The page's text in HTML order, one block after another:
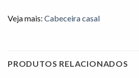
Veja mais: Cabeceira casal
PRODUTOS RELACIONADOS